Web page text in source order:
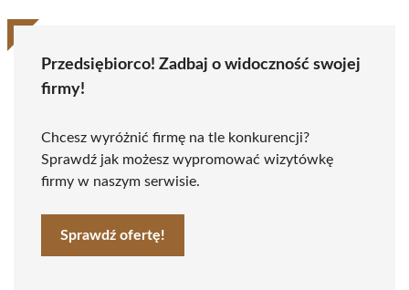
Przedsiębiorco! Zadbaj o widoczność swojej
firmy!
Chcesz wyróżnić firmę na tle konkurencji?
Sprawdź jak możesz wypromować wizytówkę
firmy w naszym serwisie.
Sprawdź ofertę!